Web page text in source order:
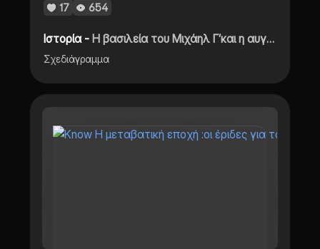
17 654
Ιστορία -Η βασιλεία του Μιχάηλ Γ’και η αυγή της Νέας εποχής
Σχεδιάγραμμα